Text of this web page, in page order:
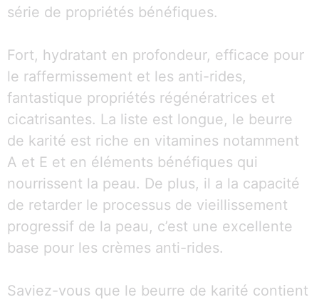
série de propriétés bénéfiques.
Fort, hydratant en profondeur, efficace pour
le raffermissement et les anti-rides,
fantastique propriétés régénératrices et
cicatrisantes. La liste est longue, le beurre
de karité est riche en vitamines notamment
A et E et en éléments bénéfiques qui
nourrissent la peau. De plus, il a la capacité
de retarder le processus de vieillissement
progressif de la peau, c’est une excellente
base pour les crèmes anti-rides.
Saviez-vous que le beurre de karité contient